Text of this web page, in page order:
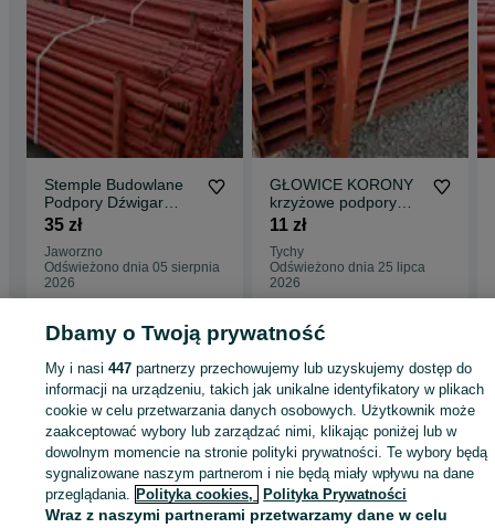
Stemple Budowlane
Podpory Dźwigar
Głowice Trójnogi Płyta
35 zł
Jaworzno
Odświeżono dnia 05 sierpnia
2026
GŁOWICE KORONY
krzyżowe podpory
stropowe STEMPLE
SZALUNKI
11 zł
Tychy
Odświeżono dnia 25 lipca
2026
Małopolskie
Stemple - Brzeszcze
KATEGORIA
ID:1040705171 Wyświetlenia:
Dbamy o Twoją prywatność
My i nasi447 partnerzy przechowujemy lub uzyskujemy dostęp do
informacji na urządzeniu, takich jak unikalne identyfikatory w plikach
cookie w celu przetwarzania danych osobowych. Użytkownik może
zaakceptować wybory lub zarządzać nimi, klikając poniżej lub w
dowolnym momencie na stronie polityki prywatności. Te wybory będą
sygnalizowane naszym partnerom i nie będą miały wpływu na dane
przeglądania. Polityka cookies, Polityka Prywatności
Wraz z naszymi partnerami przetwarzamy dane w celu